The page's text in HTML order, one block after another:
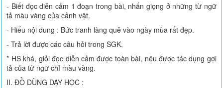
- Biết đọc diễn cảm 1 đoạn trong bài, nhấn giọng ở những từ ngữ
tả màu vàng của cảnh vật.
- Hiểu nội dung : Bức tranh làng quê vào ngày mùa rất đẹp.
- Trả lời được các câu hỏi trong SGK.
* HS khá, giỏi đọc diễn cảm được toàn bài, nêu được tác dụng gợi
tả của từ ngữ chỉ màu vàng.
II. ĐỒ DÙNG DẠY HỌC :